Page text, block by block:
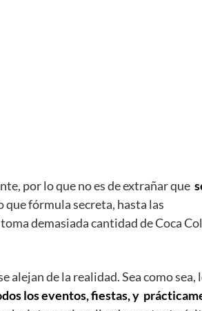
por lo que no es de extrañar que
que fórmula secreta, hasta las
demasiada cantidad de Coca
alejan de la realidad. Sea como sea,
los eventos, fiestas, y